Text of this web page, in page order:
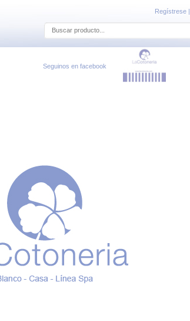
Regístrese |
Seguinos en facebook